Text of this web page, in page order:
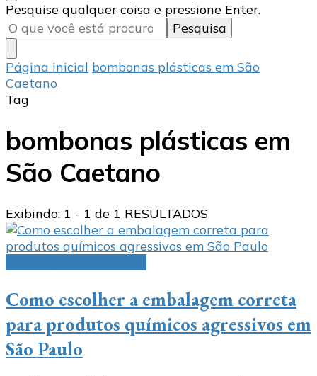
Procurando
algo?
Pesquise qualquer coisa e pressione Enter.
Página inicial bombonas plásticas em São
Caetano
Tag
bombonas plásticas em
São Caetano
Exibindo: 1 - 1 de 1 RESULTADOS
Como escolher a embalagem correta
para produtos químicos agressivos em
São Paulo